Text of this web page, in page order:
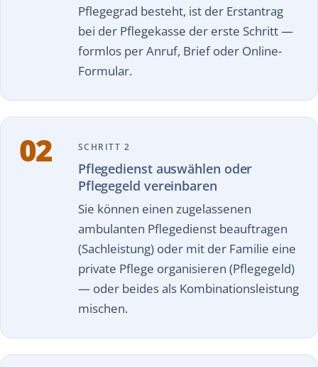
Pflegegrad besteht, ist der Erstantrag
bei der Pflegekasse der erste Schritt —
formlos per Anruf, Brief oder Online-
Formular.
02 SCHRITT 2
Pflegedienst auswählen oder
Pflegegeld vereinbaren
Sie können einen zugelassenen
ambulanten Pflegedienst beauftragen
(Sachleistung) oder mit der Familie eine
private Pflege organisieren (Pflegegeld)
— oder beides als Kombinationsleistung
mischen.